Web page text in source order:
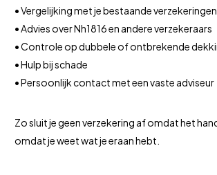
• Vergelijking met je bestaande verzekeringen
• Advies over Nh1816 en andere verzekeraars
• Controle op dubbele of ontbrekende
• Hulp bij schade
• Persoonlijk contact met een vaste adviseur
Zo sluit je geen verzekering af omdat het
omdat je weet wat je eraan hebt.